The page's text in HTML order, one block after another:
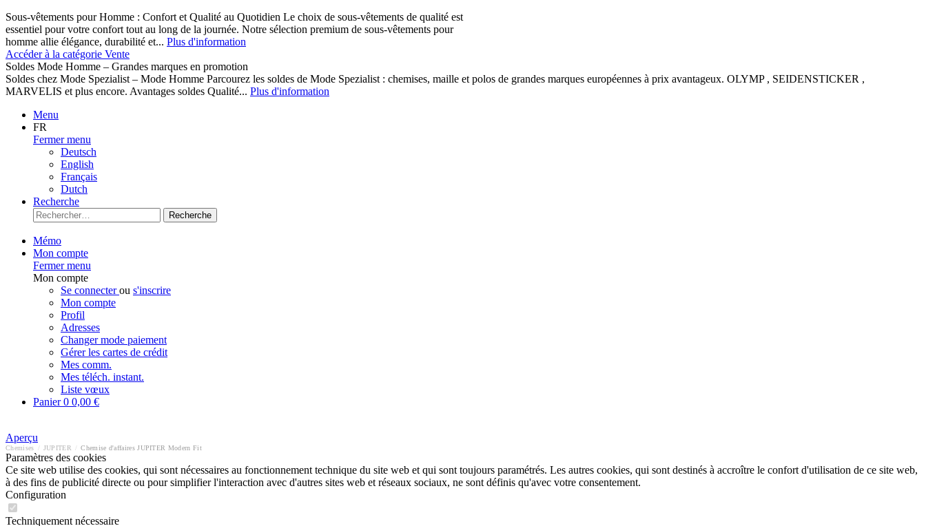
Sous-vêtements pour Homme : Confort et Qualité au Quotidien Le choix de sous-vêtements de qualité est
essentiel pour votre confort tout au long de la journée. Notre sélection premium de sous-vêtements pour
homme allie élégance, durabilité et... Plus d'information
Accéder à la catégorie Vente
Soldes Mode Homme – Grandes marques en promotion
Soldes chez Mode Spezialist – Mode Homme Parcourez les soldes de Mode Spezialist : chemises, maille et polos de grandes marques européennes à prix avantageux. OLYMP , SEIDENSTICKER ,
MARVELIS et plus encore. Avantages soldes Qualité... Plus d'information
Menu
FR
Fermer menu
Deutsch
English
Français
Dutch
Recherche
Recherche
Mémo
Mon compte
Fermer menu
Mon compte
Se connecterou s'inscrire
Mon compte
Profil
Adresses
Changer mode paiement
Gérer les cartes de crédit
Mes comm.
Mes téléch. instant.
Liste vœux
Panier0 0,00 €
Aperçu
Chemises JUPITER Chemise d'affaires JUPITER Modern Fit
Paramètres des cookies
Ce site web utilise des cookies, qui sont nécessaires au fonctionnement technique du site web et qui sont toujours paramétrés. Les autres cookies, qui sont destinés à accroître le confort d'utilisation de ce site web,
à des fins de publicité directe ou pour simplifier l'interaction avec d'autres sites web et réseaux sociaux, ne sont définis qu'avec votre consentement.
Configuration
Techniquement nécessaire